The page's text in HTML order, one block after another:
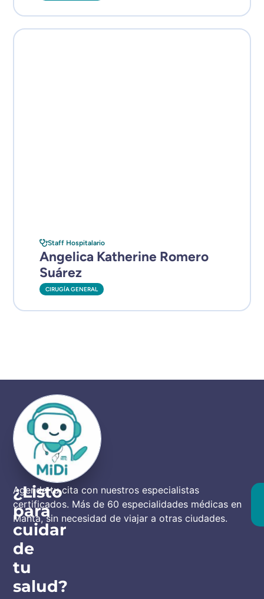
Staff Hospitalario
Angelica Katherine Romero
Suárez
CIRUGÍA GENERAL
¿Listo
para
cuidar
de
tu
salud?
Agenda tu cita con nuestros especialistas
certificados. Más de 60 especialidades médicas en
Manta, sin necesidad de viajar a otras ciudades.